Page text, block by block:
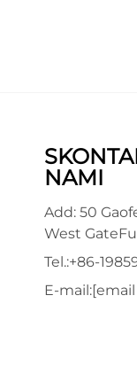
NAMI
Add: 50
West
Tel.:+86-
E-mail: